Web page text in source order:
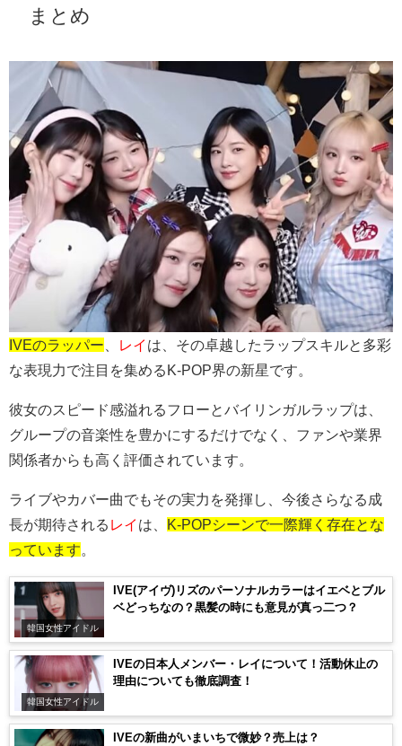
まとめ
IVEのラッパー レイ は、その卓越したラップスキルと多彩
な表現力で注目を集めるK-POP界の新星です。
彼女のスピード感溢れるフローとバイリンガルラップは、
グループの音楽性を豊かにするだけでなく、ファンや業界
関係者からも高く評価されています。
ライブやカバー曲でもその実力を発揮し、今後さらなる成
長が期待される レイ は、
K-POPシーンで一際輝く存在とな
っています。
韓国女性アイドル
IVE(アイヴ)リズのパーソナルカラーはイエベとブル
ベどっちなの？黒髪の時にも意見が真っ二つ？
韓国女性アイドル
IVEの日本人メンバー・レイについて！活動休止の
理由についても徹底調査！
IVEの新曲がいまいちで微妙？売上は？